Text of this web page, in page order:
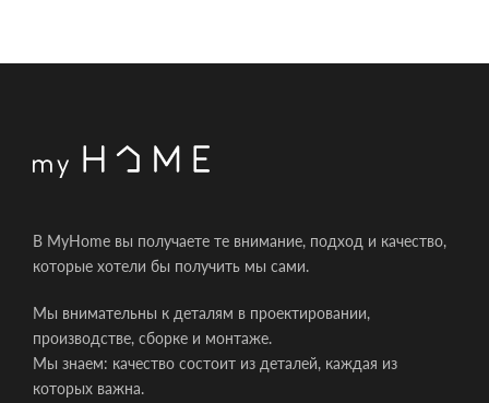
В MyHome вы получаете те внимание, подход и качество,
которые хотели бы получить мы сами.
Мы внимательны к деталям в проектировании,
производстве, сборке и монтаже.
Мы знаем: качество состоит из деталей, каждая из
которых важна.